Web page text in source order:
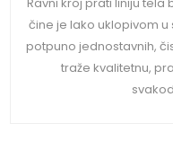
čine je lako uklopivom
potpuno jednostavnih,
traže kvalitetnu,